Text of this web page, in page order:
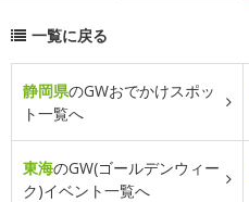
一覧に戻る
静岡県のGWおでかけスポッ
ト一覧へ
東海のGW(ゴールデンウィー
ク)イベント一覧へ